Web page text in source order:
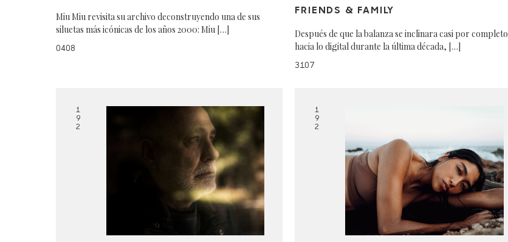
Miu Miu revisita su archivo deconstruyendo una de sus
siluetas más icónicas de los años 2000: Miu […]
0408
FRIENDS & FAMILY
Después de que la balanza se inclinara casi por completo
hacia lo digital durante la última década, […]
3107
1
9
2
1
9
2